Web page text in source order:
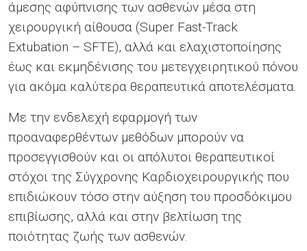
άµεσης αφύπνισης των ασθενών µέσα στη
χειρουργική αίθουσα (Super Fast-Track
Extubation – SFTE), αλλά και ελαχιστοποίησης
έως και εκµηδένισης του µετεγχειρητικού πόνου
για ακόµα καλύτερα θεραπευτικά αποτελέσµατα.
Με την ενδελεχή εφαρμογή των
προαναφερθέντων μεθόδων μπορούν να
προσεγγισθούν και οι απόλυτοι θεραπευτικοί
στόχοι της Σύγχρονης Καρδιοχειρουργικής που
επιδιώκουν τόσο στην αύξηση του προσδόκιµου
επιβίωσης, αλλά και στην βελτίωση της
ποιότητας ζωής των ασθενών.